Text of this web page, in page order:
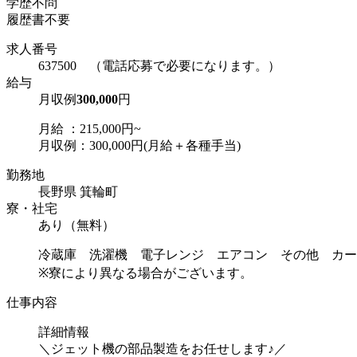
学歴不問
履歴書不要
求人番号
637500 （電話応募で必要になります。）
給与
月収例300,000円
月給 ：215,000円~
月収例：300,000円(月給＋各種手当)
勤務地
長野県 箕輪町
寮・社宅
あり（無料）
冷蔵庫 洗濯機 電子レンジ エアコン その他 カー
※寮により異なる場合がございます。
仕事内容
詳細情報
＼ジェット機の部品製造をお任せします♪／